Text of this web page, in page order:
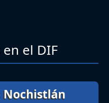
el DIF
Nochistlán